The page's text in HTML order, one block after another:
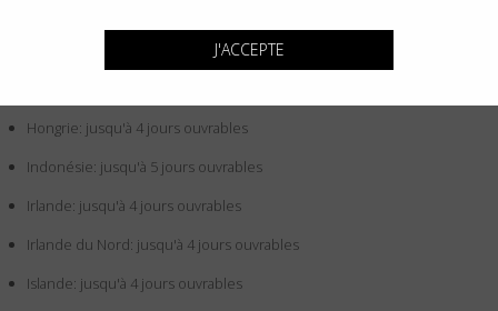
France: jusqu'à 4 jours ouvrables
Hongrie: jusqu'à 4 jours ouvrables
Indonésie: jusqu'à 5 jours ouvrables
Irlande: jusqu'à 4 jours ouvrables
Irlande du Nord: jusqu'à 4 jours ouvrables
Islande: jusqu'à 4 jours ouvrables
J'ACCEPTE